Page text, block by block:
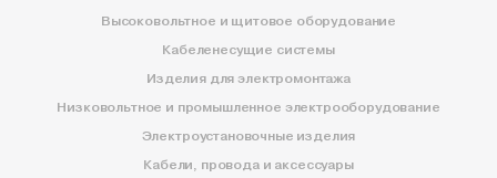
Высоковольтное и щитовое оборудование
Кабеленесущие системы
Изделия для электромонтажа
Низковольтное и промышленное электрооборудование
Электроустановочные изделия
Кабели, провода и аксессуары